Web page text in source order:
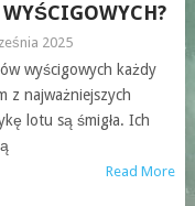
2025
wyścigowych każdy
z najważniejszych
lotu są śmigła. Ich
Read More